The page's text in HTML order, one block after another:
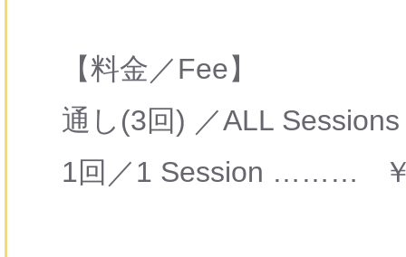
【料金／Fee】
通し(3回) ／ALL
1回／1 Session ………